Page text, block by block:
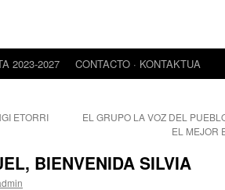
2023-2027 CONTACTO · KONTAKTUA
ETORRI
EL GRUPO LA VOZ DEL
EL MEJOR
BIENVENIDA SILVIA